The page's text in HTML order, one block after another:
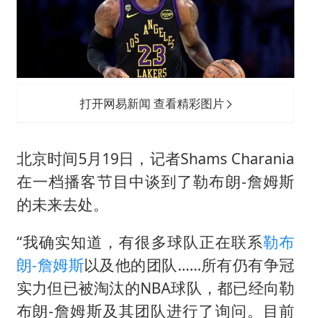
《欢迎来龙餐馆》口碑
酒店花洒现排泄物住客索赔遭拒
杭州全市有序停课
商场现钱学森巨幅海报 负责人回应
打开网易新闻 查看精彩图片
北京时间5月19日，记者Shams Charania
在一档播客节目中谈到了勒布朗-詹姆斯
的未来去处。
“我确实知道，有很多球队正在联系勒布
朗-詹姆斯以及他的团队……所有仍有争冠
实力但已被淘汰的NBA球队，都已经向勒
布朗-詹姆斯及其团队进行了询问。目前